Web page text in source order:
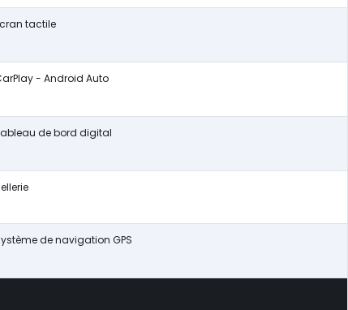
tactile
- Android Auto
de bord digital
de navigation GPS